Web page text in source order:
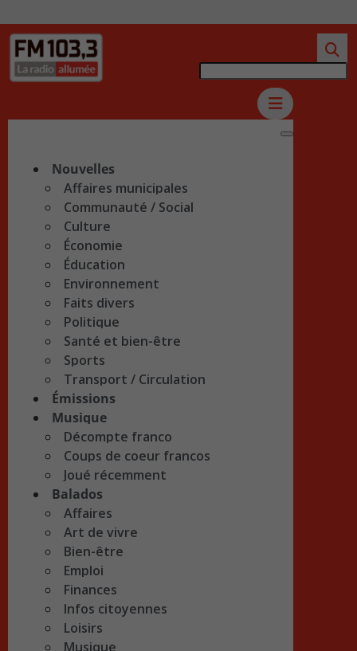
Nouvelles
Affaires municipales
Communauté / Social
Culture
Économie
Éducation
Environnement
Faits divers
Politique
Santé et bien-être
Sports
Transport / Circulation
Émissions
Musique
Décompte franco
Coups de coeur francos
Joué récemment
Balados
Affaires
Art de vivre
Bien-être
Emploi
Finances
Infos citoyennes
Loisirs
Musique